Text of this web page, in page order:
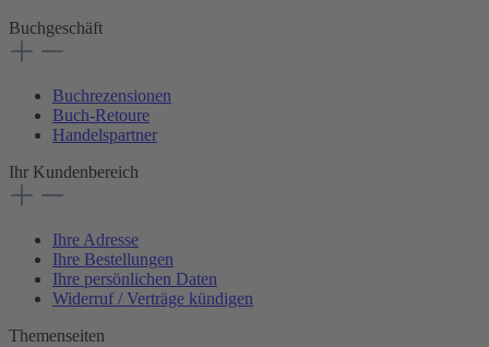
Buchgeschäft
Buchrezensionen
Buch-Retoure
Handelspartner
Ihr Kundenbereich
Ihre Adresse
Ihre Bestellungen
Ihre persönlichen Daten
Widerruf / Verträge kündigen
Themenseiten